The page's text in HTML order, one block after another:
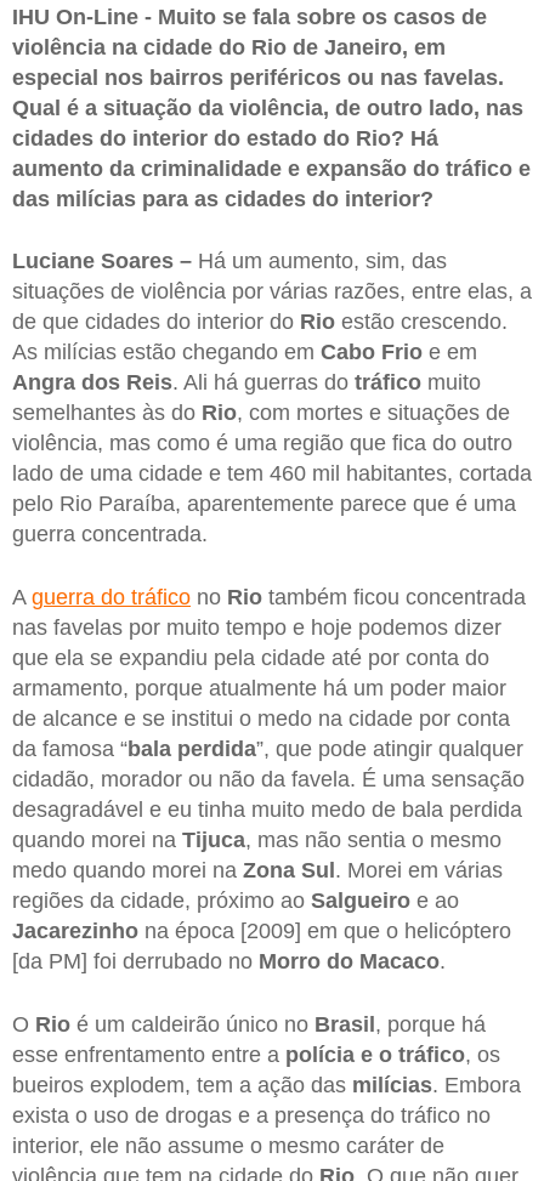
IHU On-Line - Muito se fala sobre os casos de
violência na cidade do Rio de Janeiro, em
especial nos bairros periféricos ou nas favelas.
Qual é a situação da violência, de outro lado, nas
cidades do interior do estado do Rio? Há
aumento da criminalidade e expansão do tráfico e
das milícias para as cidades do interior?
Luciane Soares – Há um aumento, sim, das
situações de violência por várias razões, entre elas, a
de que cidades do interior do Rio estão crescendo.
As milícias estão chegando em Cabo Frio e em
Angra dos Reis. Ali há guerras do tráfico muito
semelhantes às do Rio, com mortes e situações de
violência, mas como é uma região que fica do outro
lado de uma cidade e tem 460 mil habitantes, cortada
pelo Rio Paraíba, aparentemente parece que é uma
guerra concentrada.
A guerra do tráfico no Rio também ficou concentrada
nas favelas por muito tempo e hoje podemos dizer
que ela se expandiu pela cidade até por conta do
armamento, porque atualmente há um poder maior
de alcance e se institui o medo na cidade por conta
da famosa “bala perdida”, que pode atingir qualquer
cidadão, morador ou não da favela. É uma sensação
desagradável e eu tinha muito medo de bala perdida
quando morei na Tijuca, mas não sentia o mesmo
medo quando morei na Zona Sul. Morei em várias
regiões da cidade, próximo ao Salgueiro e ao
Jacarezinho na época [2009] em que o helicóptero
[da PM] foi derrubado no Morro do Macaco.
O Rio é um caldeirão único no Brasil, porque há
esse enfrentamento entre a polícia e o tráfico, os
bueiros explodem, tem a ação das milícias. Embora
exista o uso de drogas e a presença do tráfico no
interior, ele não assume o mesmo caráter de
violência que tem na cidade do Rio . O que não quer